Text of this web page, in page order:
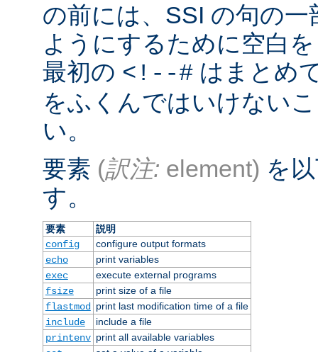
の前には、SSI の句の
ようにするために空白
最初の <!--# はまとめ
をふくんではいけない
い。
要素 (訳注: element) を
す。
要素
説明
config
configure output formats
echo
print variables
exec
execute external programs
fsize
print size of a file
flastmod
print last modification time of a file
include
include a file
printenv print all available variables